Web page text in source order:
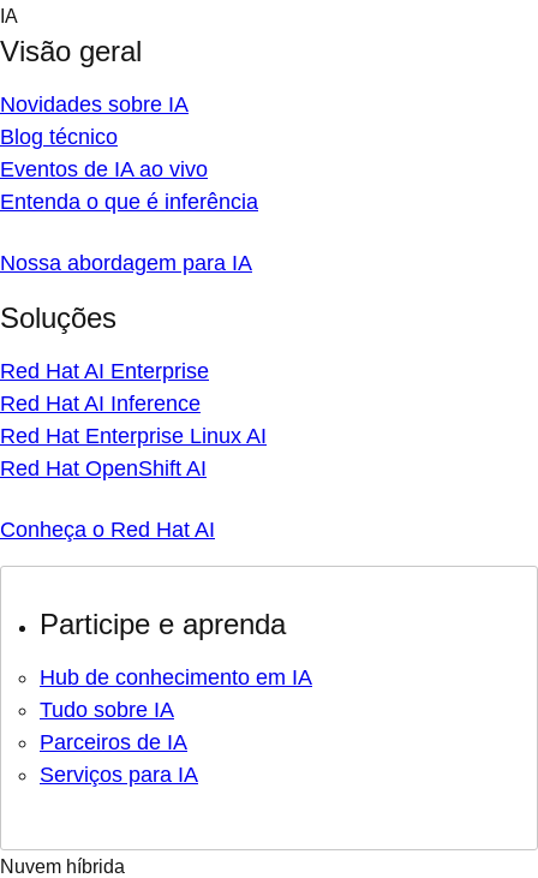
Skip
content
IA
Visão geral
Novidades sobre IA
Blog técnico
Eventos de IA ao vivo
Entenda o que é inferência
Nossa abordagem para IA
Soluções
Red Hat AI Enterprise
Red Hat AI Inference
Red Hat Enterprise Linux AI
Red Hat OpenShift AI
Conheça o Red Hat AI
Participe e aprenda
Hub de conhecimento em IA
Tudo sobre IA
Parceiros de IA
Serviços para IA
Nuvem híbrida